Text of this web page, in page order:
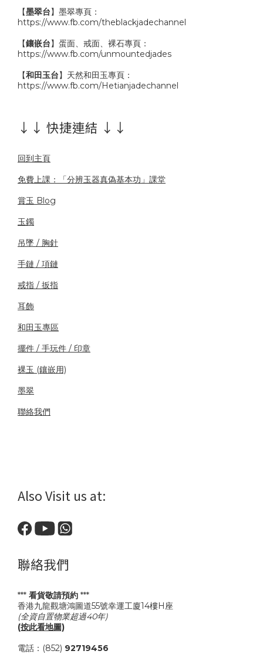
【墨翠台】墨翠專頁：
https://www.fb.com/theblackjadechannel
【鑲嵌台】蛋面、戒面、裸石專頁：
https://www.fb.com/unmountedjades
【和田玉台】天然和田玉專頁：
https://www.fb.com/Hetianjadechannel
↓↓ 快捷連結 ↓↓
回到主頁
免費上課：「分辨玉器真偽基本功」課堂
賞玉 Blog
玉鐲
吊墜 / 胸針
手鏈 / 項鏈
戒指 / 扳指
耳飾
和田玉專區
擺件 / 手玩件 / 印章
裸玉 (鑲嵌用)
墨翠
聯絡我們
Also Visit us at:
聯絡我們
*** 看貨敬請預約 ***
香港九龍觀塘鴻圖道55號幸運工廈14樓H座
(全資自置物業超過40年)
(按此看地圖)
電話：(852) 92719456